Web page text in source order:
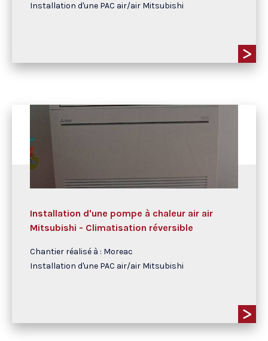
Installation d'une PAC air/air Mitsubishi
Installation d'une pompe à chaleur air air
Mitsubishi - Climatisation réversible
Chantier réalisé à : Moreac
Installation d'une PAC air/air Mitsubishi